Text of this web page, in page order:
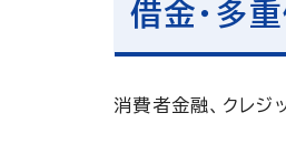
借金・多
消費者金融、クレジ